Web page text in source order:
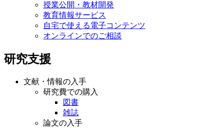
授業公開・教材開発
教育情報サービス
自宅で使える電子コンテンツ
オンラインでのご相談
研究支援
文献・情報の入手
研究費での購入
図書
雑誌
論文の入手